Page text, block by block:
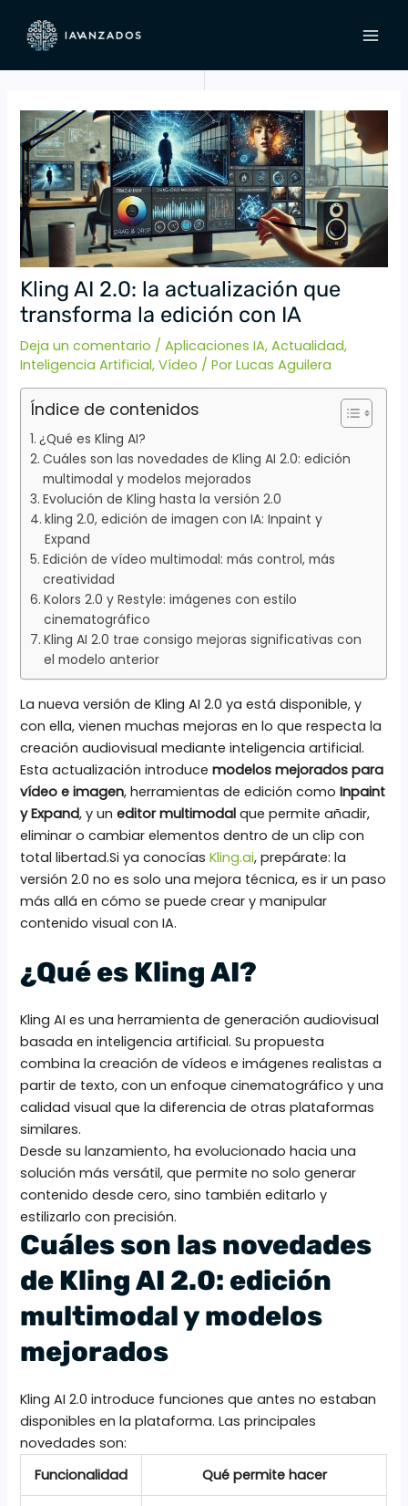
contenido
Kling AI 2.0: la actualización que
transforma la edición con IA
Deja un comentario /Aplicaciones IA,Actualidad,
Inteligencia Artificial,Vídeo / PorLucas Aguilera
Índice de contenidos
¿Qué es Kling AI?
Cuáles son las novedades de Kling AI 2.0: edición
multimodal y modelos mejorados
Evolución de Kling hasta la versión 2.0
kling 2.0, edición de imagen con IA: Inpaint y
Expand
Edición de vídeo multimodal: más control, más
creatividad
Kolors 2.0 y Restyle: imágenes con estilo
cinematográfico
Kling AI 2.0 trae consigo mejoras significativas con
el modelo anterior
La nueva versión de Kling AI 2.0 ya está disponible, y
con ella, vienen muchas mejoras en lo que respecta la
creación audiovisual mediante inteligencia artificial.
Esta actualización introducemodelos mejorados para
vídeo e imagen, herramientas de edición como Inpaint
y Expand, y un editor multimodal que permite añadir,
eliminar o cambiar elementos dentro de un clip con
total libertad.Si ya conocías Kling.ai, prepárate: la
versión 2.0 no es solo una mejora técnica, es ir un paso
más allá en cómo se puede crear y manipular
contenido visual con IA.
¿Qué es Kling AI?
Kling AI es una herramienta de generación audiovisual
basada en inteligencia artificial. Su propuesta
combina la creación de vídeos e imágenes realistas a
partir de texto, con un enfoque cinematográfico y una
calidad visual que la diferencia de otras plataformas
similares.
Desde su lanzamiento, ha evolucionado hacia una
solución más versátil, que permite no solo generar
contenido desde cero, sino también editarlo y
estilizarlo con precisión.
Cuáles son las novedades
de Kling AI 2.0: edición
multimodal y modelos
mejorados
Kling AI 2.0 introduce funciones que antes no estaban
disponibles en la plataforma. Las principales
novedades son:
Funcionalidad
Qué permite hacer
entradas